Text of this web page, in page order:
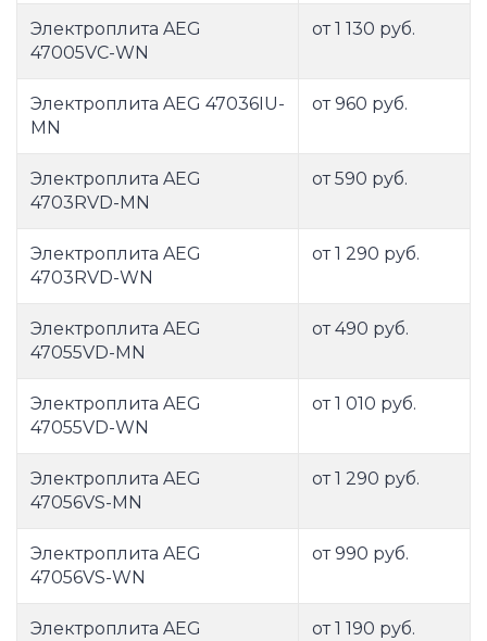
Электроплита AEG
47005VC-WN
от 1 130 руб.
Электроплита AEG 47036IU-
MN
от 960 руб.
Электроплита AEG
4703RVD-MN
от 590 руб.
Электроплита AEG
4703RVD-WN
от 1 290 руб.
Электроплита AEG
47055VD-MN
от 490 руб.
Электроплита AEG
47055VD-WN
от 1 010 руб.
Электроплита AEG
47056VS-MN
от 1 290 руб.
Электроплита AEG
47056VS-WN
от 990 руб.
Электроплита AEG
от 1 190 руб.